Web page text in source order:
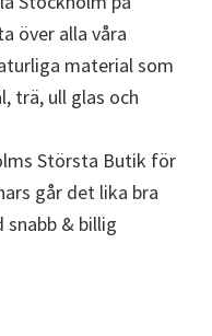
över alla våra
material som
trä, ull glas och
Största Butik för
går det lika bra
& billig